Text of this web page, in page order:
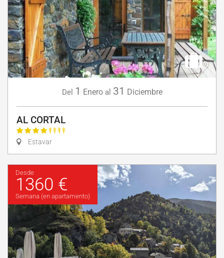
Del 1 Enero al 31 Diciembre
AL CORTAL
Estavar
Desde
1360 €
Semana (en apartamento)